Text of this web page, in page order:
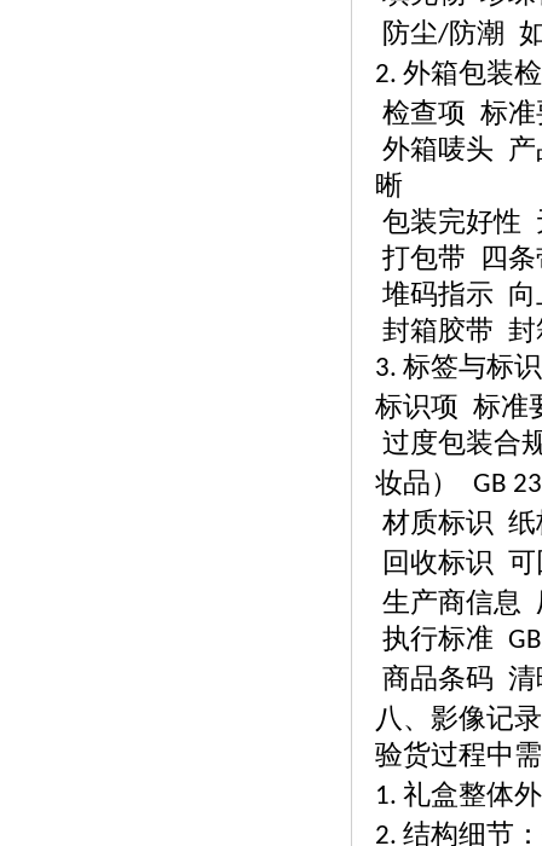
防尘/防潮
2. 外箱包装
检查项 标
外箱唛头
晰
包装完好性
打包带 四
堆码指示
封箱胶带 封
3. 标签与标
标识项 标准
过度包装合
妆品） GB
材质标识 纸
回收标识 可
生产商信息
执行标准
商品条码 清
八、影像记
验货过程中
1. 礼盒整体
2. 结构细节